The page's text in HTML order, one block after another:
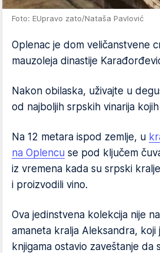
Foto: EUpravo zato/Nataša Pavlović
Oplenac je dom veličanstvene
mauzoleja dinastije
Nakon obilaska, uživajte u
od najboljih srpskih vinarija
Na 12 metara ispod zemlje, u
na Oplencu se pod ključem
iz vremena kada su srpski
i proizvodili vino.
Ova jedinstvena kolekcija nije
amaneta kralja Aleksandra, koji
knjigama ostavio zaveštanje da